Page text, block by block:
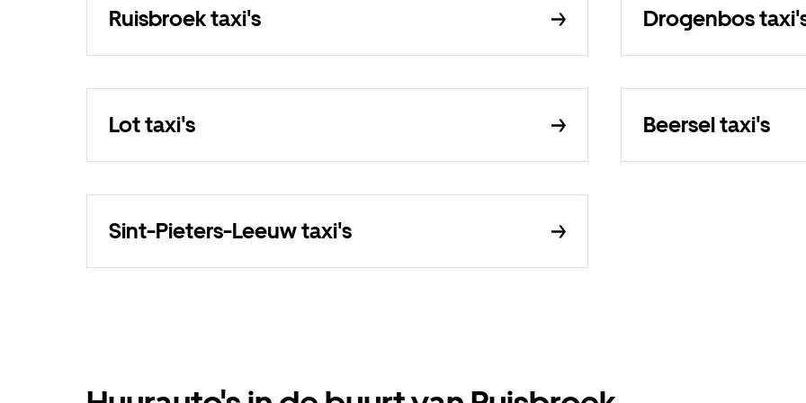
Ruisbroek taxi's Drogenbos
Lot taxi's Beersel taxi's
Sint-Pieters-Leeuw taxi's